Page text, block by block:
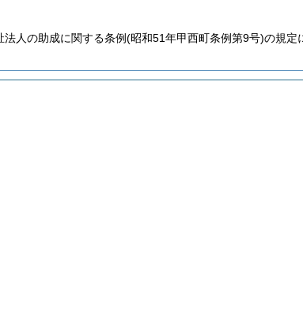
人の助成に関する条例(昭和51年甲西町条例第9号)の規定